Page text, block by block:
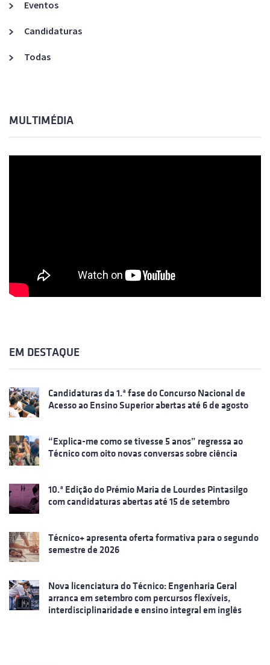
Eventos
Candidaturas
Todas
MULTIMÉDIA
EM DESTAQUE
Candidaturas da 1.ª fase do Concurso Nacional de
Acesso ao Ensino Superior abertas até 6 de agosto
“Explica-me como se tivesse 5 anos” regressa ao
Técnico com oito novas conversas sobre ciência
10.ª Edição do Prémio Maria de Lourdes Pintasilgo
com candidaturas abertas até 15 de setembro
Técnico+ apresenta oferta formativa para o segundo
semestre de 2026
Nova licenciatura do Técnico: Engenharia Geral
arranca em setembro com percursos flexíveis,
interdisciplinaridade e ensino integral em inglês